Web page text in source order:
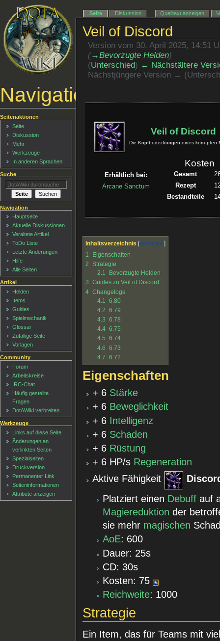
Veil of Discord
Version vom 30. April 2025, 14:51
(→‎Bevorzugte Helden)
(Unterschied) ← Nächstältere
Nächstjüngere Version →
Veil of Discord
Die Kopfbedeckungen eines korrupten
Erhältlich bei:
Arcane Sanctum
Kosten
Gesamt
Rezept
Bestandteile
Inhaltsverzeichnis
1
Eigenschaften
2 Strategie
2.1
Bevorzugte Helden
3 Guides zu Veil of Discord
4 Changelogs
4.1
6.80
4.2 6.79
4.3 6.78
4.4 6.75
4.5 6.74
4.6 6.73
4.7 6.72
Eigenschaften
+ 6 Stärke
+ 6 Beweglichkeit
+ 6 Intelligenz
+ 6 Schaden
+ 6 Rüstung
+ 6 HP/s Regeneration
Aktive Fähigkeit
Platziert einen Debuffauf
Magiereduktion der
sie mehr magischen
AoE: 600
Dauer: 25s
CD: 30s
Kosten: 75
Reichweite: 1000
Strategie
Ein Item, das für Teams mit
Navigationsmenü
Seite Diskussion Quelltext anzeigen
Seitenaktionen
Seite
Diskussion
Mehr
Werkzeuge
In anderen Sprachen
Suche
Navigation
Hauptseite
Aktuelle Diskussionen
Veraltete Artikel
ToDo Liste
Letzte Änderungen
Hilfe
Alle Seiten
Artikel
Helden
Items
Guides
Spielmechanik
Glossar
Zufällige Seite
Vorlagen
Community
Forum
Arbeitskreise
IRC-Chat
Häufig gestellte
Fragen
DotAWiki verbreiten
Werkzeuge
Links auf diese Seite
Änderungen an
verlinkten Seiten
Spezialseiten
Druckversion
Permanenter Link
Seiten­informationen
Attribute anzeigen